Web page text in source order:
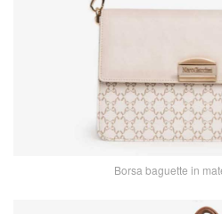
Borsa baguette in